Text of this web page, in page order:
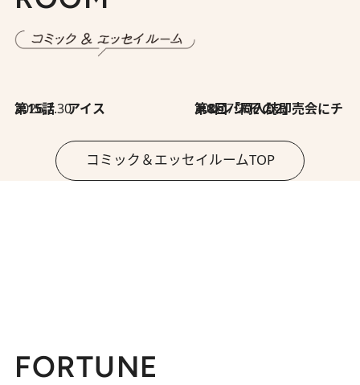
2026.7.30
第15話 アイス 2026.7.30
第8回「同人誌即売会にチャレンジ その2」
コミック＆エッセイルームTOP
FORTUNE